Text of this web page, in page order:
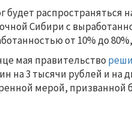
будет
Сибири с
от 10% до
мая правительство
на 3 тысячи рублей и на
мерой, призванной